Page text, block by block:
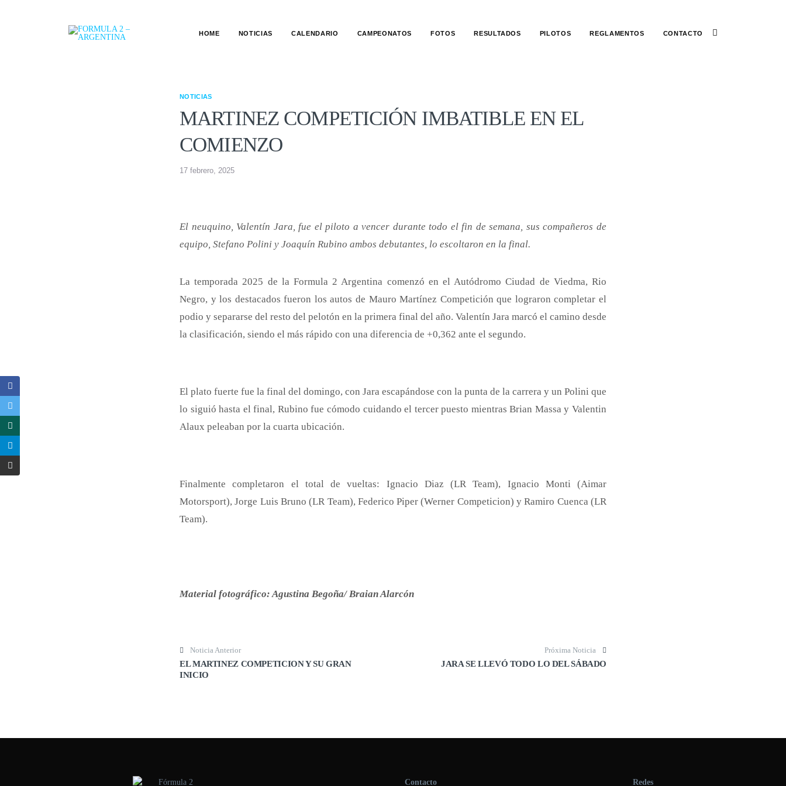
HOME NOTICIAS CALENDARIO CAMPEONATOS FOTOS RESULTADOS PILOTOS REGLAMENTOS CONTACTO
NOTICIAS
MARTINEZ COMPETICIÓN IMBATIBLE EN EL
COMIENZO
17 febrero, 2025
El neuquino, Valentín Jara, fue el piloto a vencer durante todo el fin de semana, sus compañeros de
equipo, Stefano Polini y Joaquín Rubino ambos debutantes, lo escoltaron en la final.
La temporada 2025 de la Formula 2 Argentina comenzó en el Autódromo Ciudad de Viedma, Rio
Negro, y los destacados fueron los autos de Mauro Martínez Competición que lograron completar el
podio y separarse del resto del pelotón en la primera final del año. Valentín Jara marcó el camino desde
la clasificación, siendo el más rápido con una diferencia de +0,362 ante el segundo.
El plato fuerte fue la final del domingo, con Jara escapándose con la punta de la carrera y un Polini que
lo siguió hasta el final, Rubino fue cómodo cuidando el tercer puesto mientras Brian Massa y Valentin
Alaux peleaban por la cuarta ubicación.
Finalmente completaron el total de vueltas: Ignacio Diaz (LR Team), Ignacio Monti (Aimar
Motorsport), Jorge Luis Bruno (LR Team), Federico Piper (Werner Competicion) y Ramiro Cuenca (LR
Team).
Material fotográfico: Agustina Begoña/ Braian Alarcón
Post navigation
Noticia Anterior
EL MARTINEZ COMPETICION Y SU GRAN
INICIO
Próxima Noticia
JARA SE LLEVÓ TODO LO DEL SÁBADO
Contacto Redes